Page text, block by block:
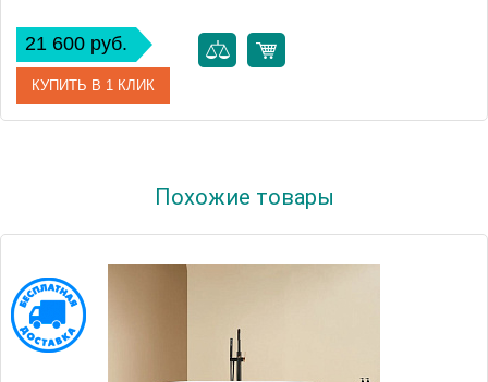
21 600 руб.
КУПИТЬ В 1 КЛИК
Высота, см 39.0000
Похожие товары